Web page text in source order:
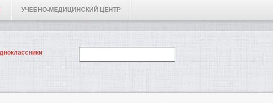
УЧЕБНО-МЕДИЦИНСКИЙ ЦЕНТР